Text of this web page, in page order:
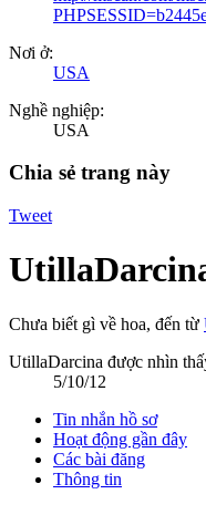
Nơi ở:
USA
Nghề nghiệp:
USA
Chia sẻ trang này
Tweet
Chưa biết gì về hoa, đến từ
UtillaDarcina được nhìn
5/10/12
Tin nhắn hồ sơ
Hoạt động gần đây
Các bài đăng
Thông tin